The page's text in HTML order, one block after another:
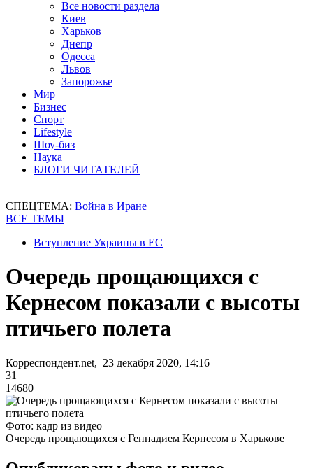
Все новости раздела
Киев
Харьков
Днепр
Одесса
Львов
Запорожье
Мир
Бизнес
Спорт
Lifestyle
Шоу-биз
Наука
БЛОГИ ЧИТАТЕЛЕЙ
СПЕЦТЕМА: Война в Иране
ВСЕ ТЕМЫ
Вступление Украины в ЕС
Очередь прощающихся с
Кернесом показали с высоты
птичьего полета
Корреспондент.net, 23 декабря 2020, 14:16
31
14680
Фото: кадр из видео
Очередь прощающихся с Геннадием Кернесом в Харькове